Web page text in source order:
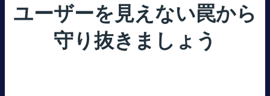
ユーザーを見えない罠から
守り抜きましょう